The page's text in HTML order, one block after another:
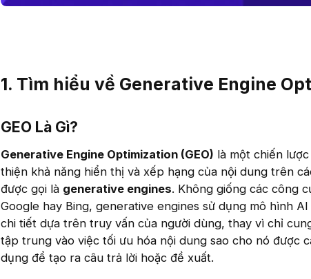
1. Tìm hiểu về Generative Engine
GEO Là Gì?​
Generative Engine Optimization (GEO) là một chiến
thiện khả năng hiển thị và xếp hạng của nội dung trên
được gọi là generative engines. Không giống các công
Google hay Bing, generative engines sử dụng mô hình
chi tiết dựa trên truy vấn của người dùng, thay vì chỉ
tập trung vào việc tối ưu hóa nội dung sao cho nó được
dụng để tạo ra câu trả lời hoặc đề xuất.